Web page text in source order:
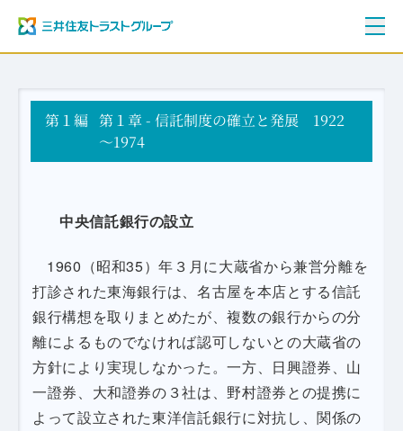
ご挨拶
三井住友トラストグループ100年史
資料編
年表
第１編 第１章 - 信託制度の確立と発展 1922
～1974
中央信託銀行の設立
1960（昭和35）年３月に大蔵省から兼営分離を
打診された東海銀行は、名古屋を本店とする信託
銀行構想を取りまとめたが、複数の銀行からの分
離によるものでなければ認可しないとの大蔵省の
方針により実現しなかった。一方、日興證券、山
一證券、大和證券の３社は、野村證券との提携に
よって設立された東洋信託銀行に対抗し、関係の